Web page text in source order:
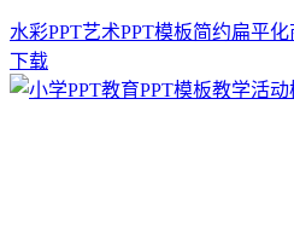
水彩PPT艺术PPT模板简约扁平
下载